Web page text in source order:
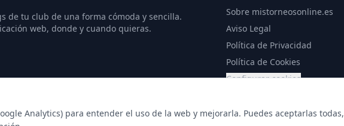
Analytics) para entender el uso de la web y mejorarla. Puedes aceptarlas todas,
de tu club de una forma cómoda y sencilla.
web, donde y cuando quieras.
Sobre mistorneosonline.es
Aviso Legal
Política de Privacidad
Política de Cookies
Configurar cookies
© 2026 Copyright: mistorneosonline.es